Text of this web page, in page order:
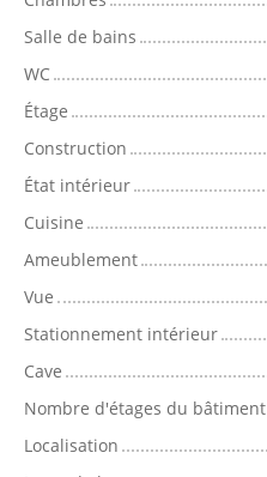
Salle de bains
WC
Étage
Construction
État intérieur
Cuisine
Ameublement
Vue
Stationnement intérieur
Cave
Nombre d'étages du bâtiment
Localisation